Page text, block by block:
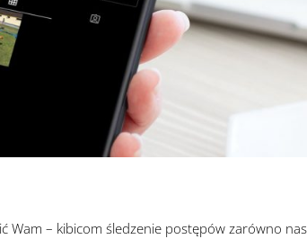
Wam – kibicom śledzenie postępów zarówno